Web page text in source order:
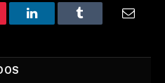
LinkedInTumblr Email